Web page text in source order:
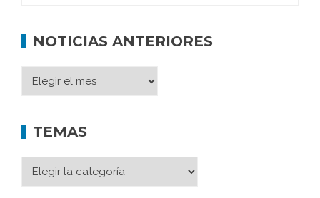
NOTICIAS ANTERIORES
TEMAS